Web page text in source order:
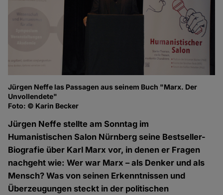
Jürgen Neffe las Passagen aus seinem Buch "Marx. Der
Unvollendete"
Foto: © Karin Becker
Jürgen Neffe stellte am Sonntag im
Humanistischen Salon Nürnberg seine Bestseller-
Biografie über Karl Marx vor, in denen er Fragen
nachgeht wie: Wer war Marx – als Denker und als
Mensch? Was von seinen Erkenntnissen und
Überzeugungen steckt in der politischen